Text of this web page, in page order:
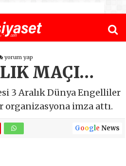
yorum yap
MAÇI…
3 Aralık Dünya Engelliler
organizasyona imza attı.
Google News